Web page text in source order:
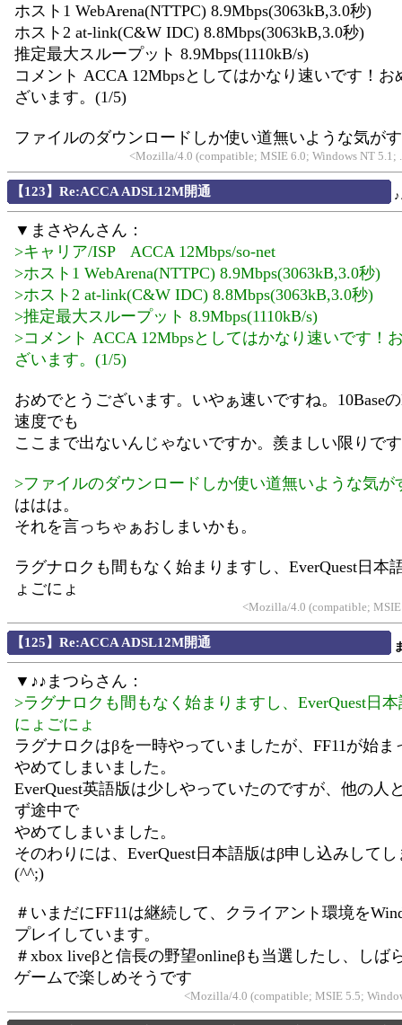
ホスト1 WebArena(NTTPC) 8.9Mbps(3063kB,3.0秒)
ホスト2 at-link(C&W IDC) 8.8Mbps(3063kB,3.0秒)
推定最大スループット 8.9Mbps(1110kB/s)
コメント ACCA 12Mbpsとしてはかなり速いです！お
ざいます。(1/5)
ファイルのダウンロードしか使い道無いような気が
<Mozilla/4.0 (compatible; MSIE 6.0; Windows NT 5.1;
【123】Re:ACCA ADSL12M開通
▼まさやんさん：
>キャリア/ISP ACCA 12Mbps/so-net
>ホスト1 WebArena(NTTPC) 8.9Mbps(3063kB,3.0秒)
>ホスト2 at-link(C&W IDC) 8.8Mbps(3063kB,3.0秒)
>推定最大スループット 8.9Mbps(1110kB/s)
>コメント ACCA 12Mbpsとしてはかなり速いです！
ざいます。(1/5)
おめでとうございます。いやぁ速いですね。10Base
速度でも
ここまで出ないんじゃないですか。羨ましい限りで
>ファイルのダウンロードしか使い道無いような気が
ははは。
それを言っちゃぁおしまいかも。
ラグナロクも間もなく始まりますし、EverQuest日
ょごにょ
<Mozilla/4.0 (compatible;
【125】Re:ACCA ADSL12M開通
▼♪♪まつらさん：
>ラグナロクも間もなく始まりますし、EverQuest日
にょごにょ
ラグナロクはβを一時やっていましたが、FF11が始ま
やめてしまいました。
EverQuest英語版は少しやっていたのですが、他の人
ず途中で
やめてしまいました。
そのわりには、EverQuest日本語版はβ申し込みして
(^^;)
＃いまだにFF11は継続して、クライアント環境を
プレイしています。
＃xbox liveβと信長の野望onlineβも当選したし、しば
ゲームで楽しめそうです
<Mozilla/4.0 (compatible; MSIE 5.5;